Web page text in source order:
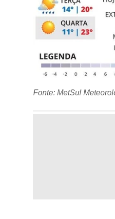
Fonte: MetSul